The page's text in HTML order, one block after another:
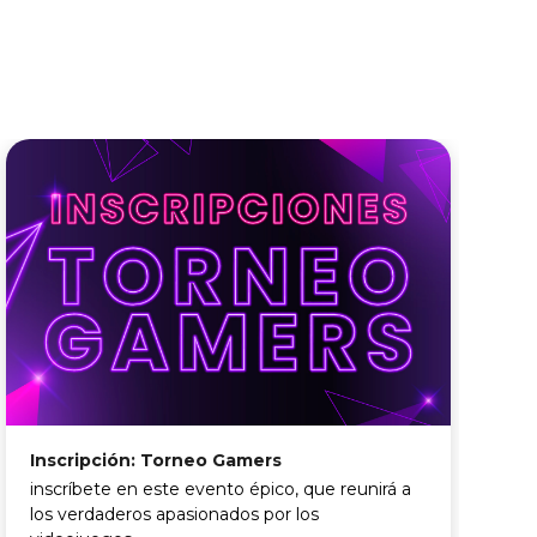
Inscripción: Torneo Gamers
inscríbete en este evento épico, que reunirá a
los verdaderos apasionados por los